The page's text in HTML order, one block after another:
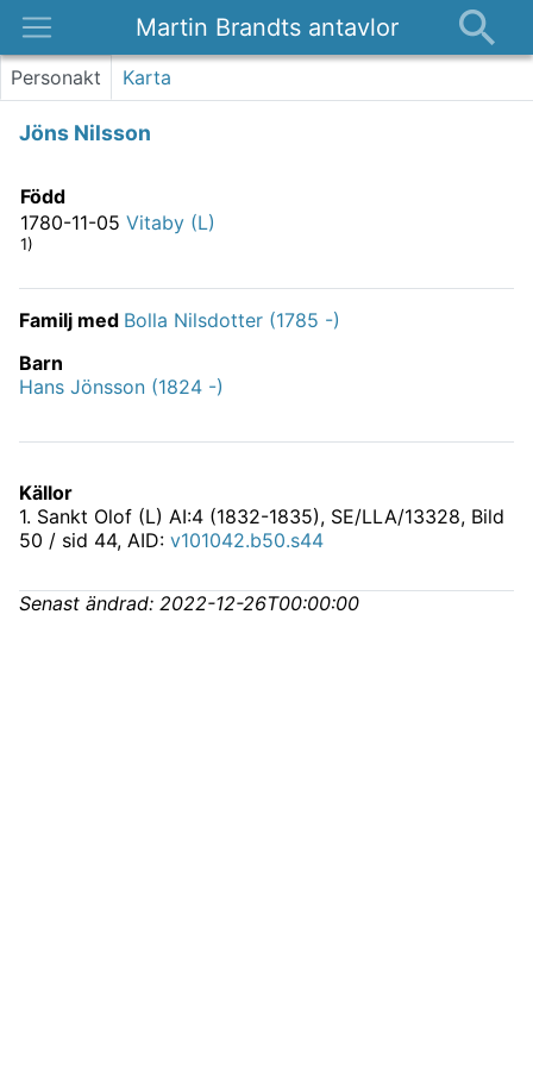
Martin Brandts antavlor
Platser
Kontakt
Personakt Karta
Jöns Nilsson
Född
1780-11-05 Vitaby (L)
1)
Familj med Bolla Nilsdotter (1785 -)
Barn
Hans Jönsson (1824 -)
Källor
1. Sankt Olof (L) AI:4 (1832-1835), SE/LLA/13328, Bild
50 / sid 44, AID: v101042.b50.s44
Senast ändrad: 2022-12-26T00:00:00